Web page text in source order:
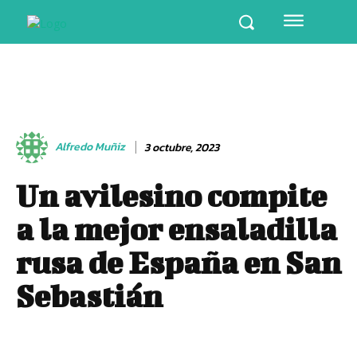
Alfredo Muñiz 3 octubre, 2023
Un avilesino compite
a la mejor ensaladilla
rusa de España en San
Sebastián